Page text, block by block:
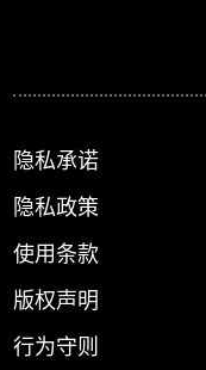
隐私承诺
隐私政策
使用条款
版权声明
行为守则